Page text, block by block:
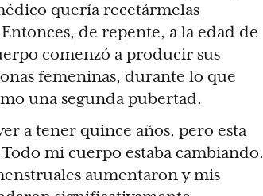
quería recetármelas
de repente, a la edad de
comenzó a producir sus
femeninas, durante lo que
una segunda pubertad.
a tener quince años, pero esta
Todo mi cuerpo estaba cambiando.
aumentaron y mis